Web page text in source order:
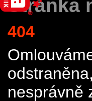
Stránka
404
nesprávně